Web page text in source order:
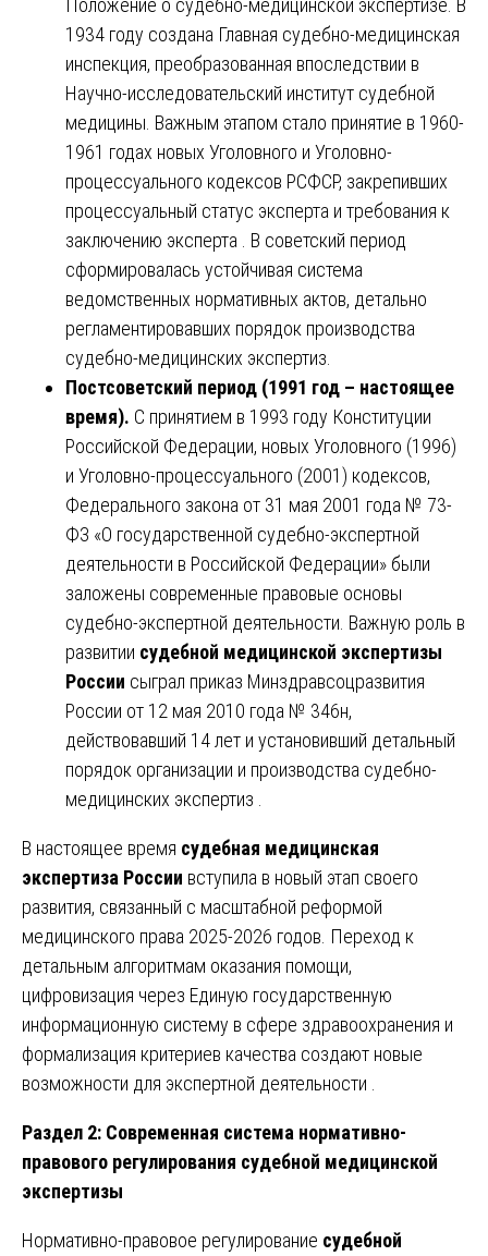
Положение о судебно-медицинской экспертизе. В
1934 году создана Главная судебно-медицинская
инспекция, преобразованная впоследствии в
Научно-исследовательский институт судебной
медицины. Важным этапом стало принятие в 1960-
1961 годах новых Уголовного и Уголовно-
процессуального кодексов РСФСР, закрепивших
процессуальный статус эксперта и требования к
заключению эксперта . В советский период
сформировалась устойчивая система
ведомственных нормативных актов, детально
регламентировавших порядок производства
судебно-медицинских экспертиз.
Постсоветский период (1991 год – настоящее
время). С принятием в 1993 году Конституции
Российской Федерации, новых Уголовного (1996)
и Уголовно-процессуального (2001) кодексов,
Федерального закона от 31 мая 2001 года № 73-
ФЗ «О государственной судебно-экспертной
деятельности в Российской Федерации» были
заложены современные правовые основы
судебно-экспертной деятельности. Важную роль в
развитии судебной медицинской экспертизы
России сыграл приказ Минздравсоцразвития
России от 12 мая 2010 года № 346н,
действовавший 14 лет и установивший детальный
порядок организации и производства судебно-
медицинских экспертиз .
В настоящее время судебная медицинская
экспертиза России вступила в новый этап своего
развития, связанный с масштабной реформой
медицинского права 2025-2026 годов. Переход к
детальным алгоритмам оказания помощи,
цифровизация через Единую государственную
информационную систему в сфере здравоохранения и
формализация критериев качества создают новые
возможности для экспертной деятельности .
Раздел 2: Современная система нормативно-
правового регулирования судебной медицинской
экспертизы
Нормативно-правовое регулирование судебной